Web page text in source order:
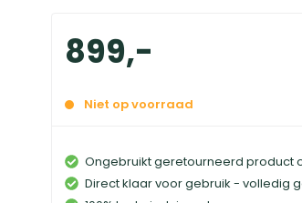
899,-
Niet op voorraad
Ongebruikt geretourneerd product
Direct klaar voor gebruik - volledig